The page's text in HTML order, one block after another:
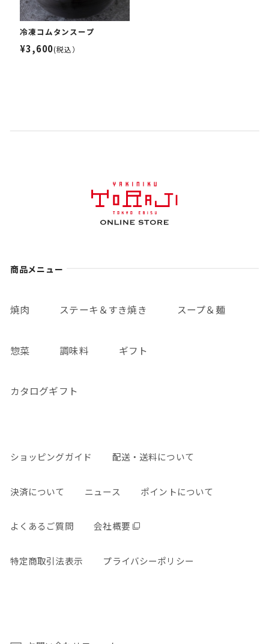
冷凍コムタンスープ
¥3,600(税込）
商品メニュー
焼肉 ステーキ＆すき焼き スープ＆麺
惣菜 調味料 ギフト
カタログギフト
ショッピングガイド 配送・送料について
決済について ニュース ポイントについて
よくあるご質問 会社概要
特定商取引法表示 プライバシーポリシー